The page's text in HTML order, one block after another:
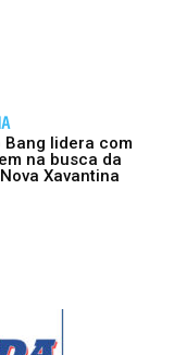
lidera com
na busca da
Xavantina